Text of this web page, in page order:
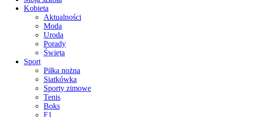
Kobieta
Aktualności
Moda
Uroda
Porady
Święta
Sport
Piłka nożna
Siatkówka
Sporty zimowe
Tenis
Boks
F1